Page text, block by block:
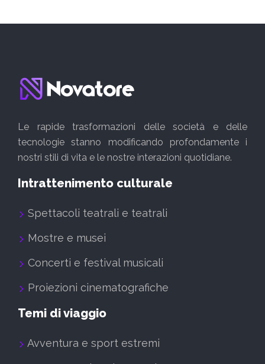
Le rapide trasformazioni delle società e delle
tecnologie stanno modificando profondamente i
nostri stili di vita e le nostre interazioni quotidiane.
Intrattenimento culturale
Spettacoli teatrali e teatrali
Mostre e musei
Concerti e festival musicali
Proiezioni cinematografiche
Temi di viaggio
Avventura e sport estremi